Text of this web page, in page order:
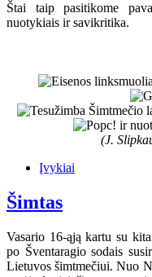
Štai taip pasitikome
nuotykiais ir savikritika.
(J.
Įvykiai
Šimtas
Vasario 16-ąją kartu su
po Šventaragio sodais
Lietuvos šimtmečiui. Nuo